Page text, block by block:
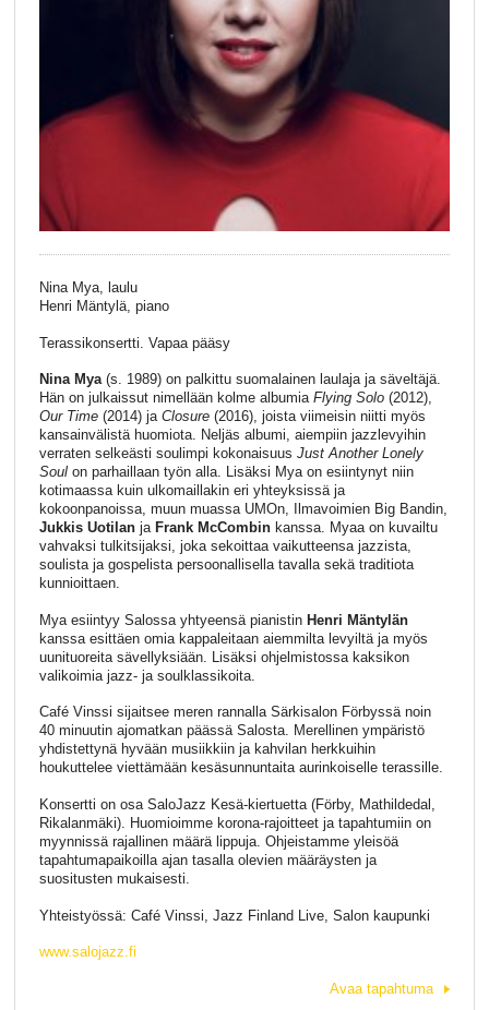
Nina Mya, laulu
Henri Mäntylä, piano
Terassikonsertti. Vapaa pääsy
Nina Mya(s. 1989) on palkittu suomalainen laulaja ja säveltäjä.
Hän on julkaissut nimellään kolme albumia Flying Solo(2012),
Our Time(2014) ja Closure(2016), joista viimeisin niitti myös
kansainvälistä huomiota. Neljäs albumi, aiempiin jazzlevyihin
verraten selkeästi soulimpi kokonaisuus Just Another Lonely
Soulon parhaillaan työn alla. Lisäksi Mya on esiintynyt niin
kotimaassa kuin ulkomaillakin eri yhteyksissä ja
kokoonpanoissa, muun muassa UMOn, Ilmavoimien Big Bandin,
Jukkis Uotilanja Frank McCombinkanssa. Myaa on kuvailtu
vahvaksi tulkitsijaksi, joka sekoittaa vaikutteensa jazzista,
soulista ja gospelista persoonallisella tavalla sekä traditiota
kunnioittaen.
Mya esiintyy Salossa yhtyeensä pianistin Henri Mäntylän
kanssa esittäen omia kappaleitaan aiemmilta levyiltä ja myös
uunituoreita sävellyksiään. Lisäksi ohjelmistossa kaksikon
valikoimia jazz- ja soulklassikoita.
Café Vinssi sijaitsee meren rannalla Särkisalon Förbyssä noin
40 minuutin ajomatkan päässä Salosta. Merellinen ympäristö
yhdistettynä hyvään musiikkiin ja kahvilan herkkuihin
houkuttelee viettämään kesäsunnuntaita aurinkoiselle terassille.
Konsertti on osa SaloJazz Kesä-kiertuetta (Förby, Mathildedal,
Rikalanmäki). Huomioimme korona-rajoitteet ja tapahtumiin on
myynnissä rajallinen määrä lippuja. Ohjeistamme yleisöä
tapahtumapaikoilla ajan tasalla olevien määräysten ja
suositusten mukaisesti.
Yhteistyössä: Café Vinssi, Jazz Finland Live, Salon kaupunki
www.salojazz.fi
Avaa tapahtuma